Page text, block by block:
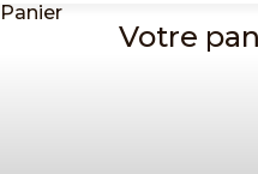
Panier
Votre